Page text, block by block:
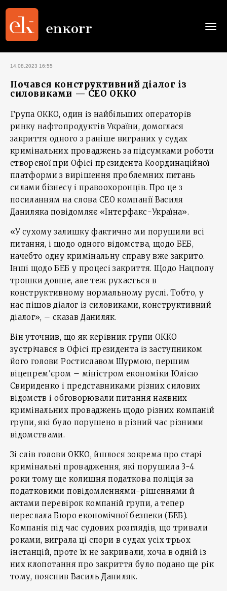
14.08.2023 16:55
Почався конструктивний діалог із
силовиками — СЕО ОККО
Група ОККО, один із найбільших операторів
ринку нафтопродуктів України, домоглася
закриття одного з раніше виграних у судах
кримінальних проваджень за підсумками роботи
створеної при Офісі президента Координаційної
платформи з вирішення проблемних питань
силами бізнесу і правоохоронців. Про це з
посиланням на слова CEO компанії Василя
Даниляка повідомляє «Інтерфакс-Україна».
«У сухому залишку фактично ми порушили всі
питання, і щодо одного відомства, щодо БЕБ,
начебто одну кримінальну справу вже закрито.
Інші щодо БЕБ у процесі закриття. Щодо Нацполу
трошки довше, але теж рухається в
конструктивному нормальному руслі. Тобто, у
нас пішов діалог із силовиками, конструктивний
діалог», – сказав Даниляк.
Він уточнив, що як керівник групи ОККО
зустрічався в Офісі президента із заступником
його голови Ростиславом Шурмою, першим
віцепрем'єром – міністром економіки Юлією
Свириденко і представниками різних силових
відомств і обговорювали питання наявних
кримінальних проваджень щодо різних компаній
групи, які було порушено в різний час різними
відомствами.
Зі слів голови ОККО, йшлося зокрема про старі
кримінальні провадження, які порушила 3-4
роки тому ще колишня податкова поліція за
податковими повідомленнями-рішеннями й
актами перевірок компаній групи, а тепер
переслала Бюро економічної безпеки (БЕБ).
Компанія під час судових розглядів, що тривали
роками, виграла ці спори в судах усіх трьох
інстанцій, проте їх не закривали, хоча в одній із
них клопотання про закриття було подано ще рік
тому, пояснив Василь Даниляк.